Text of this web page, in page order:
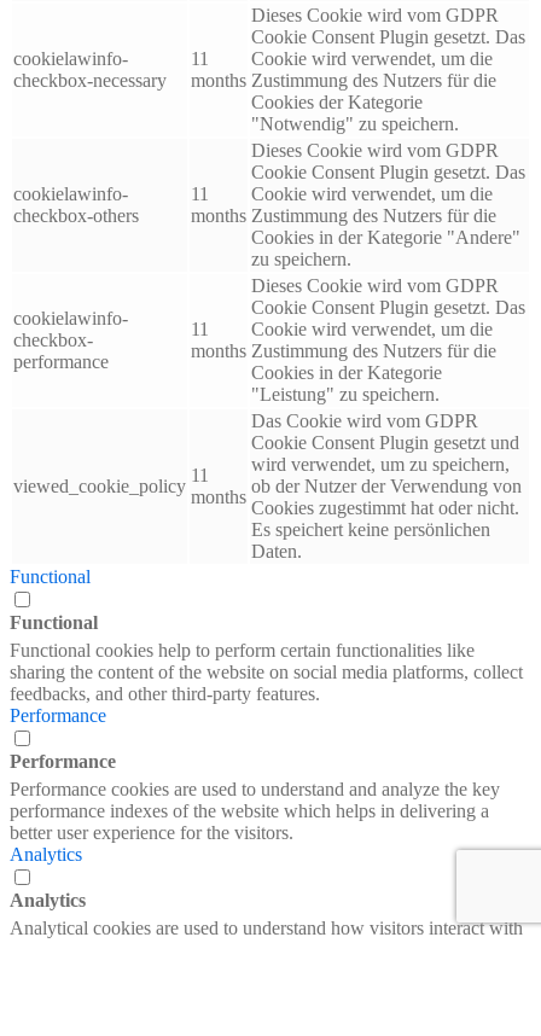
cookielawinfo-
checkbox-necessary
11
months
Dieses Cookie wird vom GDPR
Cookie Consent Plugin gesetzt. Das
Cookie wird verwendet, um die
Zustimmung des Nutzers für die
Cookies der Kategorie
"Notwendig" zu speichern.
cookielawinfo-
checkbox-others
11
months
Dieses Cookie wird vom GDPR
Cookie Consent Plugin gesetzt. Das
Cookie wird verwendet, um die
Zustimmung des Nutzers für die
Cookies in der Kategorie "Andere"
zu speichern.
cookielawinfo-
checkbox-
performance
11
months
Dieses Cookie wird vom GDPR
Cookie Consent Plugin gesetzt. Das
Cookie wird verwendet, um die
Zustimmung des Nutzers für die
Cookies in der Kategorie
"Leistung" zu speichern.
viewed_cookie_policy
11
months
Das Cookie wird vom GDPR
Cookie Consent Plugin gesetzt und
wird verwendet, um zu speichern,
ob der Nutzer der Verwendung von
Cookies zugestimmt hat oder nicht.
Es speichert keine persönlichen
Daten.
Functional
Functional
Functional cookies help to perform certain functionalities like
sharing the content of the website on social media platforms, collect
feedbacks, and other third-party features.
Performance
Performance
Performance cookies are used to understand and analyze the key
performance indexes of the website which helps in delivering a
better user experience for the visitors.
Analytics
Analytics
Analytical cookies are used to understand how visitors interact with